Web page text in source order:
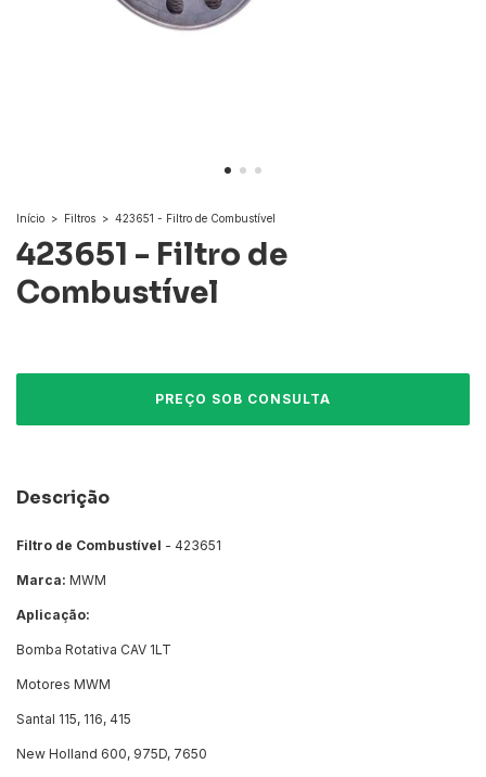
Início > Filtros > 423651 - Filtro de Combustível
423651 - Filtro de
Combustível
Descrição
Filtro de Combustível - 423651
Marca: MWM
Aplicação:
Bomba Rotativa CAV 1LT
Motores MWM
Santal 115, 116, 415
New Holland 600, 975D, 7650